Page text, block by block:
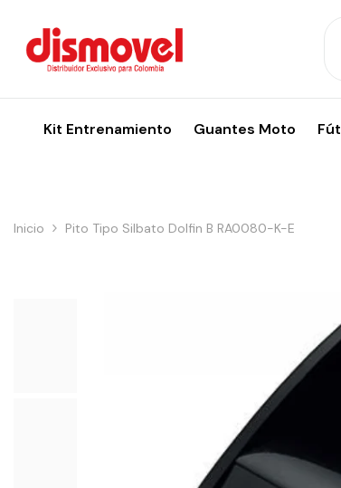
Kit Entrenamiento Guantes Moto
Inicio Pito Tipo Silbato Dolfin B RA0080-K-E